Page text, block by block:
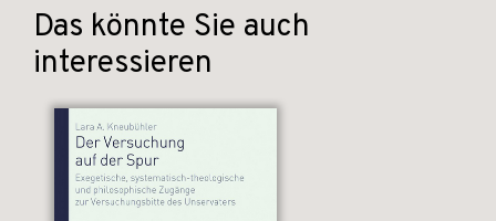
Das könnte Sie auch
interessieren